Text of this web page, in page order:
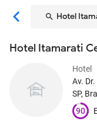
Hotel
Hotel Itamarati
Hotel
Av.
SP,
90